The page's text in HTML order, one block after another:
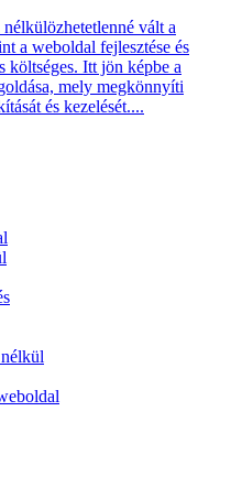
vált a
a weboldal fejlesztése és
költséges. Itt jön képbe a
mely megkönnyíti
és kezelését....